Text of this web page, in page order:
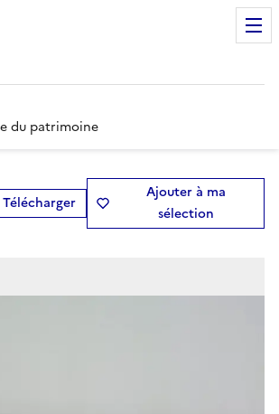
du patrimoine
Télécharger
Ajouter à ma
sélection